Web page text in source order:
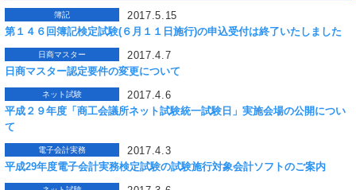
簿記
2017.5.15
第１４６回簿記検定試験(６月１１日施行)の申込受付は終了いたしました
日商マスター
2017.4.7
日商マスター認定要件の変更について
ネット試験
2017.4.6
平成２９年度「商工会議所ネット試験統一試験日」実施会場の公開につい
て
電子会計実務
2017.4.3
平成29年度電子会計実務検定試験の試験施行対象会計ソフトのご案内